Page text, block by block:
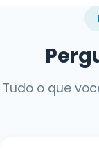
Tudo o que